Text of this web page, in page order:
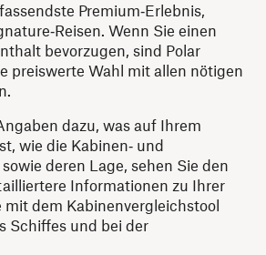
Premium‑Erlebnis,
Wenn Sie einen
bevorzugen, sind Polar
preiswerte Wahl mit allen nötigen
dazu, was auf Ihrem
wie die Kabinen‑ und
deren Lage, sehen Sie den
Informationen zu Ihrer
mit dem Kabinenvergleichstool
Schiffes und bei der